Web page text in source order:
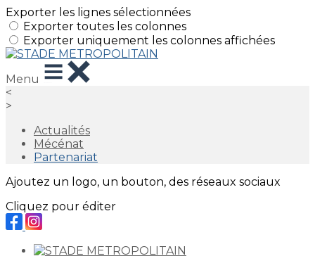
Exporter les lignes sélectionnées
Exporter toutes les colonnes
Exporter uniquement les colonnes affichées
Menu
<
>
Actualités
Mécénat
Partenariat
Ajoutez un logo, un bouton, des réseaux sociaux
Cliquez pour éditer